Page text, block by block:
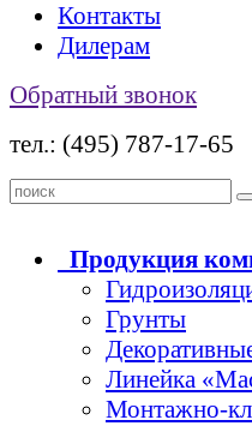
Контакты
Дилерам
Обратный звонок
тел.: (495) 787-17-65
Продукция
Грунты
Линейка
Монтажно-